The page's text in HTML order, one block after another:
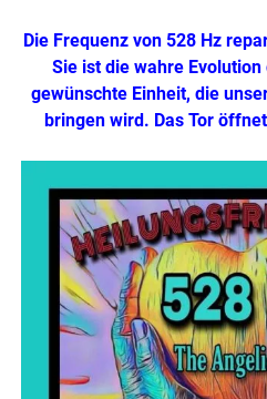
Die Frequenz von 528 Hz
Sie ist die wahre
gewünschte Einheit, die
bringen wird. Das Tor